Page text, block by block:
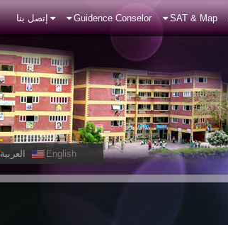
SAT & Map
Guidence Conselor إتصل بنا
English العربية